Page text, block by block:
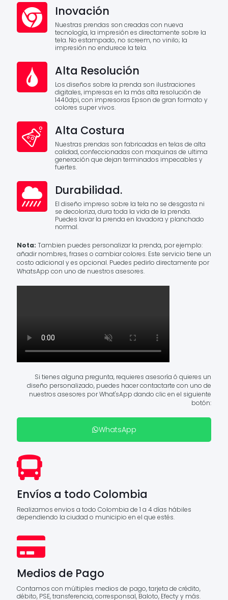
Inovación
Nuestras prendas son creadas con nueva
tecnología, la impresión es directamente sobre la
tela. No estampado, no screem, no vinilo; la
impresión no endurece la tela.
Alta Resolución
Los diseños sobre la prenda son ilustraciones
digitales, impresas en la más alta resolución de
1440dpi, con impresoras Epson de gran formato y
colores super vivos.
Alta Costura
Nuestras prendas son fabricadas en telas de alta
calidad, confeccionadas con maquinas de ultima
generación que dejan terminados impecables y
fuertes.
Durabilidad.
El diseño impreso sobre la tela no se desgasta ni
se decoloriza, dura toda la vida de la prenda.
Puedes lavar la prenda en lavadora y planchado
normal.
Nota: Tambien puedes personalizar la prenda, por ejemplo:
añadir nombres, frases o cambiar colores. Este servicio tiene un
costo adicional y es opcional. Puedes pedirlo directamente por
WhatsApp con uno de nuestros asesores.
Si tienes alguna pregunta, requieres asesoría ó quieres un
diseño personalizado, puedes hacer contactarte con uno de
nuestros asesores por What'sApp dando clic en el siguiente
botón:
WhatsApp
Envíos a todo Colombia
Realizamos envios a todo Colombia de 1 a 4 días hábiles
dependiendo la ciudad o municipio en el que estés.
Medios de Pago
Contamos con múltiples medios de pago, tarjeta de crédito,
débito, PSE, transferencia, corresponsal, Baloto, Efecty y más.